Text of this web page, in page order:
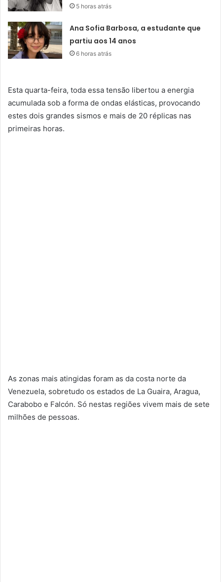
5 horas atrás
Ana Sofia Barbosa, a estudante que
partiu aos 14 anos
6 horas atrás
Esta quarta-feira, toda essa tensão libertou a energia
acumulada sob a forma de ondas elásticas, provocando
estes dois grandes sismos e mais de 20 réplicas nas
primeiras horas.
As zonas mais atingidas foram as da costa norte da
Venezuela, sobretudo os estados de La Guaira, Aragua,
Carabobo e Falcón. Só nestas regiões vivem mais de sete
milhões de pessoas.